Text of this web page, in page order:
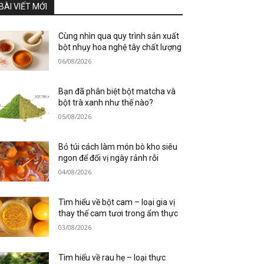
VIẾT MỚI
Cùng nhìn qua quy trình sản xuất
bột nhụy hoa nghệ tây chất lượng
06/08/2026
Bạn đã phân biệt bột matcha và
bột trà xanh như thế nào?
05/08/2026
Bỏ túi cách làm món bò kho siêu
ngon để đổi vị ngày rảnh rỗi
04/08/2026
Tìm hiểu về bột cam – loại gia vị
thay thế cam tươi trong ẩm thực
03/08/2026
Tìm hiểu về rau hẹ – loại thực